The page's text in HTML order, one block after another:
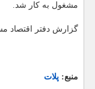
مشغول به كار شد.
گزارش دفتر اقتصاد
منبع: پلات